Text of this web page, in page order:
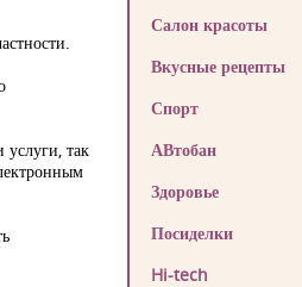
так
Салон красоты
Вкусные рецепты
Спорт
АВтобан
Здоровье
Посиделки
Hi-tech